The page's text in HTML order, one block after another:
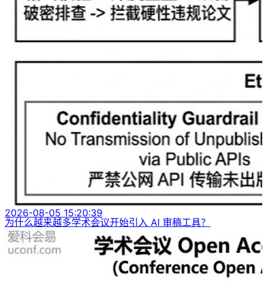
2026-08-05 15:20:39
为什么越来越多学术会议开始引入 AI 审稿工具？